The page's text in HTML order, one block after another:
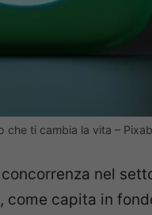
ti cambia la vita –
nel
capita in